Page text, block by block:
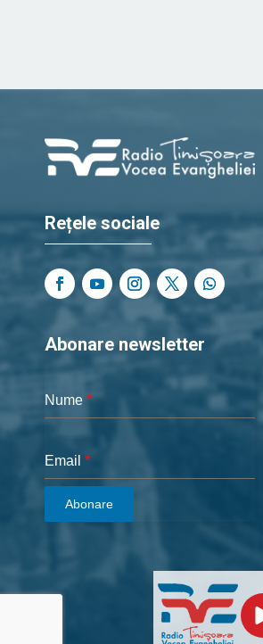
Rețele sociale
Abonare newsletter
Nume *
Email *
Abonare